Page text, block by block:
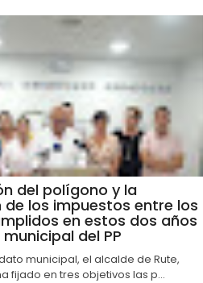
del polígono y la
de los impuestos entre los
en estos dos años
del PP
municipal, el alcalde de Rute,
fijado en tres objetivos las p...